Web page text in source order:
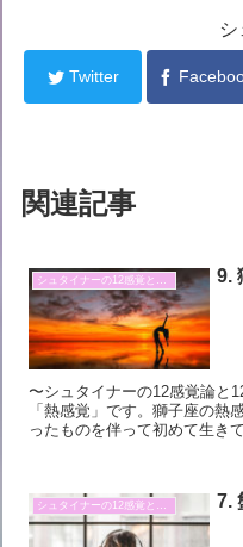
シ
Twitter
関連記事
9.
〜シュタイナーの12感覚論と
「熱感覚」です。獅子座の熱
ったものを伴って初めて生き
「超感覚」を持っていてそ
7.